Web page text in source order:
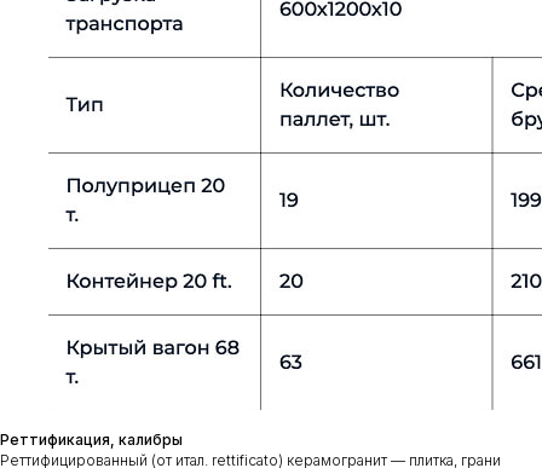
Реттификация, калибры
Реттифицированный (от итал. rettificato) керамогранит — плитка, грани